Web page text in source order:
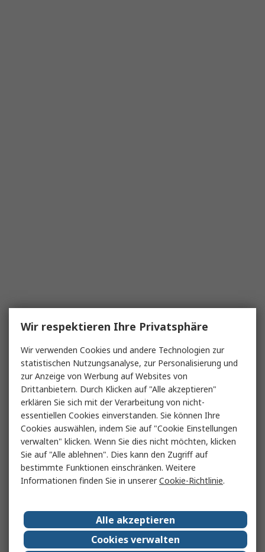
Wir respektieren Ihre Privatsphäre
Wir verwenden Cookies und andere Technologien zur
statistischen Nutzungsanalyse, zur Personalisierung und
zur Anzeige von Werbung auf Websites von
Drittanbietern. Durch Klicken auf "Alle akzeptieren"
erklären Sie sich mit der Verarbeitung von nicht-
essentiellen Cookies einverstanden. Sie können Ihre
Cookies auswählen, indem Sie auf "Cookie Einstellungen
verwalten" klicken. Wenn Sie dies nicht möchten, klicken
Sie auf "Alle ablehnen". Dies kann den Zugriff auf
bestimmte Funktionen einschränken. Weitere
Informationen finden Sie in unsererCookie-Richtlinie.
Alle akzeptieren
Cookies verwalten